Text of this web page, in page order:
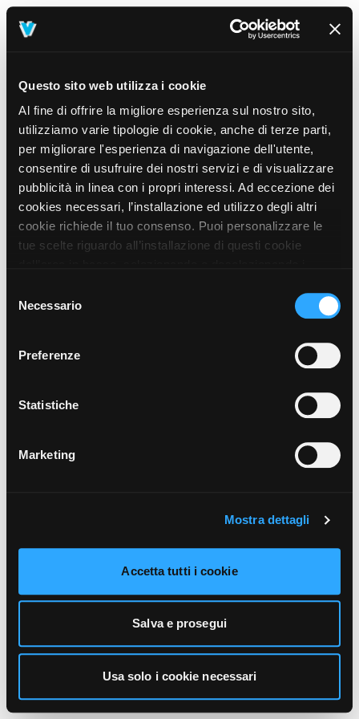
Questo sito web utilizza i cookie
Al fine di offrire la migliore esperienza sul nostro sito,
utilizziamo varie tipologie di cookie, anche di terze parti,
per migliorare l'esperienza di navigazione dell'utente,
consentire di usufruire dei nostri servizi e di visualizzare
pubblicità in linea con i propri interessi. Ad eccezione dei
cookies necessari, l’installazione ed utilizzo degli altri
cookie richiede il tuo consenso. Puoi personalizzare le
tue scelte riguardo all’installazione di questi cookie
prosegui” o decidere di accettare tutti i cookie, cliccando
sul pulsante “Accetta tutti i cookie”. Cliccando sul tasto
unicamente i cookie necessari alla navigazione. Per
funzionamento, puoi prendere visione dell’informativa
cliccando qui.
delNecessario
Preferenze
Statistiche
Marketing
Mostra dettagli
Accetta tutti i cookie
Salva e prosegui
Usa solo i cookie necessari
404